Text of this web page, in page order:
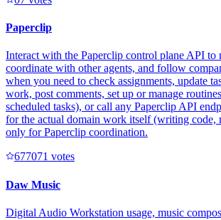
Paperclip
Interact with the Paperclip control plane API to
coordinate with other agents, and follow
when you need to check assignments, update
work, post comments, set up or manage
scheduled tasks), or call any Paperclip API
for the actual domain work itself (writing code,
only for Paperclip coordination.
677071 votes
Daw Music
Digital Audio Workstation usage, music